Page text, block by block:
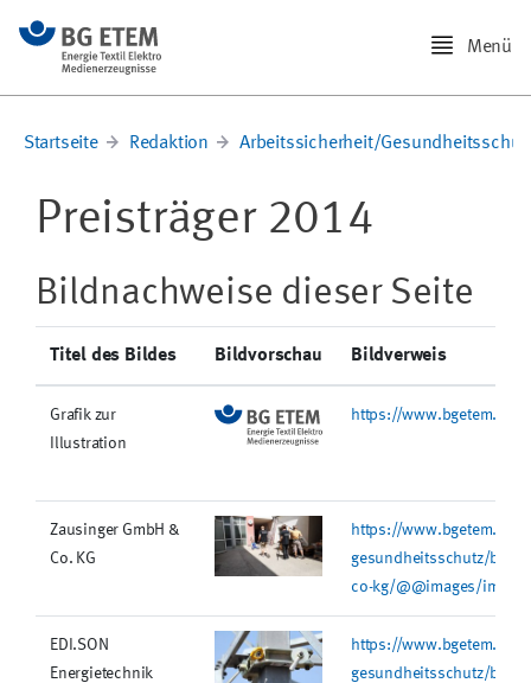
Menü
Startseite Redaktion Arbeitssicherheit/
Preisträger 2014
Bildnachweise dieser Seite
Titel des Bildes Bildvorschau Bildverweis
Grafik zur
Illustration
https://www.bgetem.de/
Zausinger GmbH &
Co. KG
https://www.bgetem.de/
gesundheitsschutz/
co-kg/@@images/
EDI.SON
Energietechnik
https://www.bgetem.de/
gesundheitsschutz/